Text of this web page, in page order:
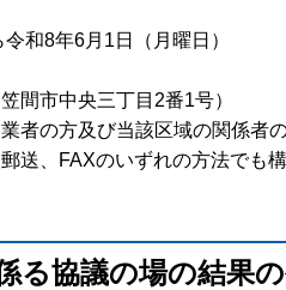
和8年6月1日（月曜日）
間市中央三丁目2番1号）
の方及び当該区域の関係者の
、FAXのいずれの方法でも構
る協議の場の結果